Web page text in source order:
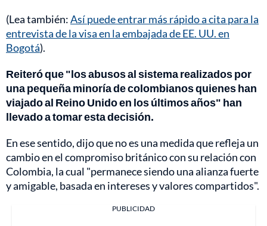
(Lea también:Así puede entrar más rápido a cita para la
entrevista de la visa en la embajada de EE. UU. en
Bogotá).
Reiteró que "los abusos al sistema realizados por
una pequeña minoría de colombianos quienes han
viajado al Reino Unido en los últimos años" han
llevado a tomar esta decisión.
En ese sentido, dijo que no es una medida que refleja un
cambio en el compromiso británico con su relación con
Colombia, la cual "permanece siendo una alianza fuerte
y amigable, basada en intereses y valores compartidos".
PUBLICIDAD